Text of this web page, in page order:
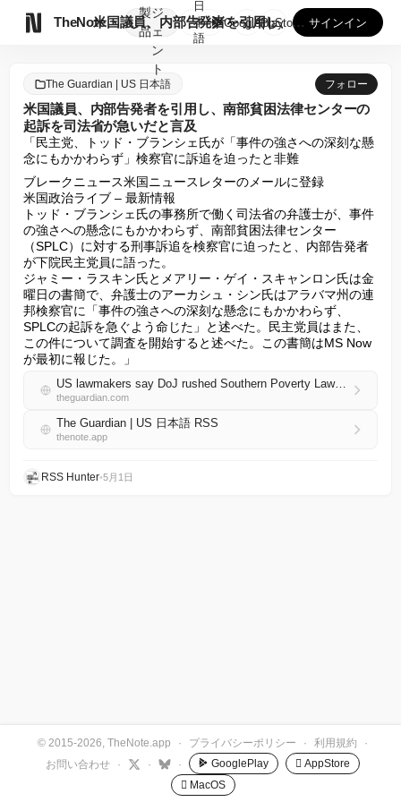
TheNote
製
品
ジ
ェ
ン
ト
米国議員、内部告発者を引用し、南部貧困法律センターの起訴を司...
日
本
語
GooglePlay
AppStore サインイン
The Guardian | US 日本語 フォロー
米国議員、内部告発者を引用し、南部貧困法律センターの
起訴を司法省が急いだと言及
「民主党、トッド・ブランシェ氏が「事件の強さへの深刻な懸
念にもかかわらず」検察官に訴追を迫ったと非難
ブレークニュース米国ニュースレターのメールに登録
米国政治ライブ – 最新情報
トッド・ブランシェ氏の事務所で働く司法省の弁護士が、事件
の強さへの懸念にもかかわらず、南部貧困法律センター
（SPLC）に対する刑事訴追を検察官に迫ったと、内部告発者
が下院民主党員に語った。
ジャミー・ラスキン氏とメアリー・ゲイ・スキャンロン氏は金
曜日の書簡で、弁護士のアーカシュ・シン氏はアラバマ州の連
邦検察官に「事件の強さへの深刻な懸念にもかかわらず、
SPLCの起訴を急ぐよう命じた」と述べた。民主党員はまた、
この件について調査を開始すると述べた。この書簡はMS Now
が最初に報じた。」
US lawmakers say DoJ rushed Southern Poverty Law Center indictment, citing whistleblower
theguardian.com
The Guardian | US 日本語 RSS
thenote.app
RSS Hunter•5月1日
© 2015-2026, TheNote.app · プライバシーポリシー · 利用規約
·
お問い合わせ
· · · GooglePlay
 AppStore
 MacOS